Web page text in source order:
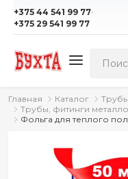
+375 44 541 99 77·
+375 29 541 99 77
Главная Каталог
Трубы, фитинги
Фольга для теплого